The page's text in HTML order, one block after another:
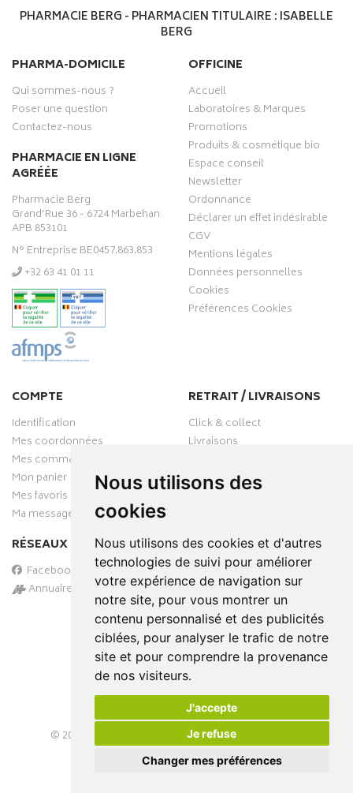
Nous utilisons des
cookies
Nous utilisons des cookies et d'autres
technologies de suivi pour améliorer
votre expérience de navigation sur
notre site, pour vous montrer un
contenu personnalisé et des publicités
ciblées, pour analyser le trafic de notre
site et pour comprendre la provenance
de nos visiteurs.
J'accepte
Je refuse
Changer mes préférences
PHARMACIE BERG - PHARMACIEN TITULAIRE : ISABELLE
BERG
PHARMA-DOMICILE
Qui sommes-nous ?
Poser une question
Contactez-nous
PHARMACIE EN LIGNE
AGRÉÉE
Pharmacie Berg
Grand’Rue 36 - 6724 Marbehan
APB 853101
N° Entreprise BE0457.863.853
‭+32 63 41 01 11‬
OFFICINE
Accueil
Laboratoires & Marques
Promotions
Produits & cosmétique bio
Espace conseil
Newsletter
Ordonnance
Déclarer un effet indésirable
CGV
Mentions légales
Données personnelles
Cookies
Préférences Cookies
COMPTE
Identification
Mes coordonnées
Mes commandes
Mon panier
Mes favoris
Ma messagerie
RÉSEAUX SOCIAUX
Facebook
Annuaire des pharmacies
RETRAIT / LIVRAISONS
Click & collect
Livraisons
PAIEMENT SÉCURISÉ
© 2026 – Tous droits réservés –
Apotekisto Pharmacie Cloud